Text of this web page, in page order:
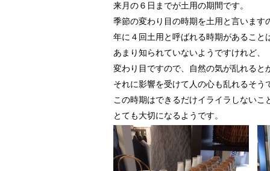
来月の６日までが土用の期間です。
季節の変わり目の時期を土用と言います
年に４回土用と呼ばれる時期があること
あまり知られていないようですけれど、
変わり目ですので、自然の気が乱れると
それに影響を受けて人の心も乱れるそう
この時期はできるだけイライラしないこ
とても大切になるようです。